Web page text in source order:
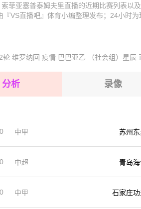
08-16 【球会友谊】 卢多戈雷茨VS索菲
08-16 【球会友谊】 卢多戈雷茨VS索菲
08-16 【球会友谊】 卢多戈雷茨VS索菲
08-16 【球会友谊】 卢多戈雷茨VS索菲
2026-08-16 【球会友谊】 卢多戈雷茨VS索菲
2026-08-16 【球会友谊】 卢多戈雷茨VS索菲
08-16 【球会友谊】 卢多戈雷茨VS索菲
菲亚塞普泰姆夫里直播的近期比赛列表以
VS直播吧』体育小编整理发布；24小时
轮 维罗纳回 疫情 巴巴亚乙 （社会组）星辰
分析 录像
中甲 苏州
中超 青岛
中甲 石家庄